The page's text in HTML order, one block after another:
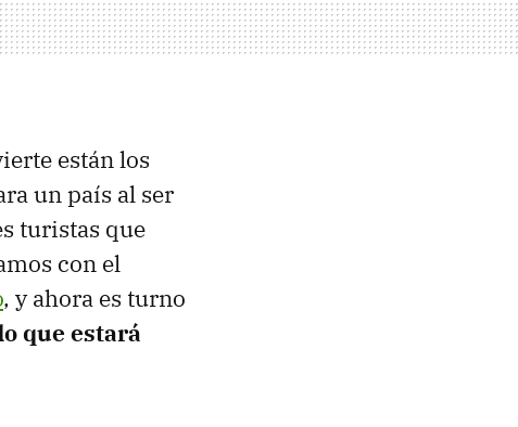
están los
un país al ser
turistas que
con el
, y ahora es turno
que estará